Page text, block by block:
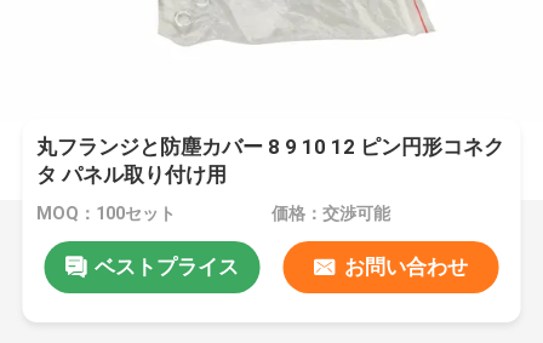
丸フランジと防塵カバー 8 9 10 12 ピン円形コネク
タ パネル取り付け用
MOQ：100セット 価格：交渉可能
ベストプライス お問い合わせ